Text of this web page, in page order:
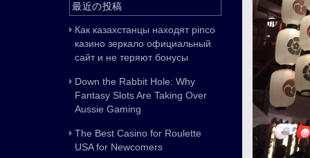
最近の投稿
Как казахстанцы находят pinco
казино зеркало официальный
сайт и не теряют бонусы
Down the Rabbit Hole: Why
Fantasy Slots Are Taking Over
Aussie Gaming
The Best Casino for Roulette
USA for Newcomers